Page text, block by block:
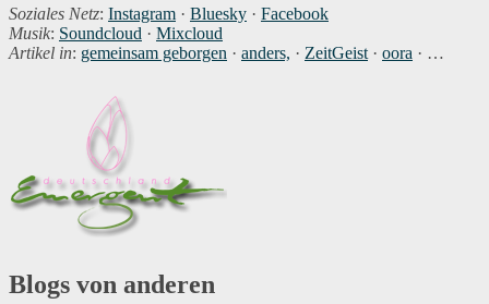
Soziales Netz: Instagram · Bluesky · Facebook
Musik: Soundcloud · Mixcloud
Artikel in: gemeinsam geborgen · anders, · ZeitGeist· oora · …
Blogs von anderen